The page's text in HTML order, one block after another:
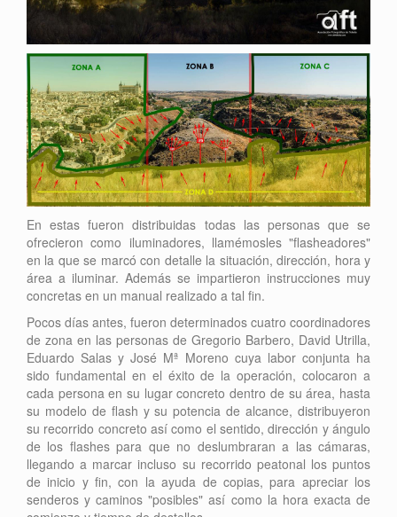
En estas fueron distribuidas todas las personas que se
ofrecieron como iluminadores, llamémosles "flasheadores"
en la que se marcó con detalle la situación, dirección, hora y
área a iluminar. Además se impartieron instrucciones muy
concretas en un manual realizado a tal fin.
Pocos días antes, fueron determinados cuatro coordinadores
de zona en las personas de Gregorio Barbero, David Utrilla,
Eduardo Salas y José Mª Moreno cuya labor conjunta ha
sido fundamental en el éxito de la operación, colocaron a
cada persona en su lugar concreto dentro de su área, hasta
su modelo de flash y su potencia de alcance, distribuyeron
su recorrido concreto así como el sentido, dirección y ángulo
de los flashes para que no deslumbraran a las cámaras,
llegando a marcar incluso su recorrido peatonal los puntos
de inicio y fin, con la ayuda de copias, para apreciar los
senderos y caminos "posibles" así como la hora exacta de